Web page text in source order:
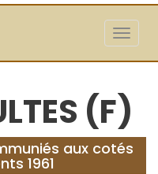
(F)
aux cotés
1961